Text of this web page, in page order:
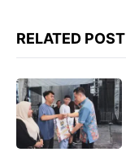
RELATED POST